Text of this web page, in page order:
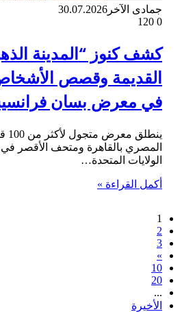
جمادى الآخر 30.07.2026
0
كشف كنوز “المدينة
القديمة وقصص
في معرض بسان
المصري بالقاهرة ومتحف الأقصر
الولايات المتحدة…
أكمل القراءة »
1
2
3
»
10
20
...
الأخيرة